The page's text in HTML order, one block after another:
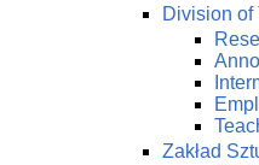
Division of
Zakład